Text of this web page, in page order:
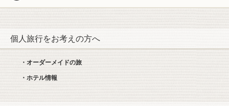
個人旅行をお考えの方へ
・オーダーメイドの旅
・ホテル情報